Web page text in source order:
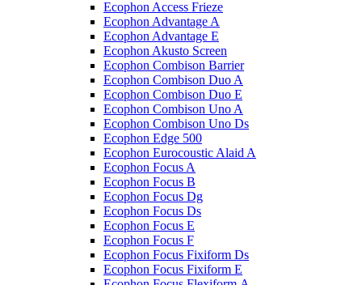
Ecophon Access Frieze
Ecophon Advantage A
Ecophon Advantage E
Ecophon Akusto Screen
Ecophon Combison Barrier
Ecophon Combison Duo A
Ecophon Combison Duo E
Ecophon Combison Uno A
Ecophon Combison Uno Ds
Ecophon Edge 500
Ecophon Eurocoustic Alaid A
Ecophon Focus A
Ecophon Focus B
Ecophon Focus Dg
Ecophon Focus Ds
Ecophon Focus E
Ecophon Focus F
Ecophon Focus Fixiform Ds
Ecophon Focus Fixiform E